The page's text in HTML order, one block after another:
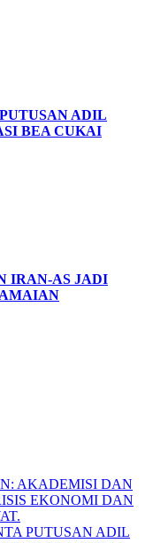
ADIL
BEA CUKAI
IRAN-AS JADI
AKADEMISI DAN
EKONOMI DAN
PUTUSAN ADIL